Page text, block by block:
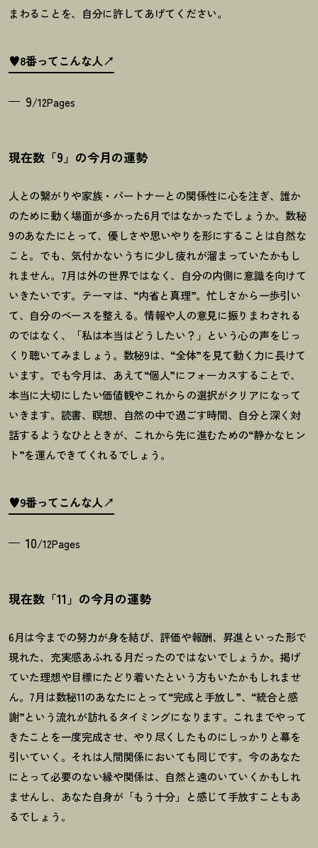
まわることを、自分に許してあげてください。
♥8番ってこんな人
9/12Pages
現在数「9」の今月の運勢
人との繋がりや家族・パートナーとの関係性に心を注ぎ、誰か
のために動く場面が多かった6月ではなかったでしょうか。数秘
9のあなたにとって、優しさや思いやりを形にすることは自然な
こと。でも、気付かないうちに少し疲れが溜まっていたかもし
れません。 7月は外の世界ではなく、自分の内側に意識を向けて
いきたいです。テーマは、“内省と真理”。忙しさから一歩引い
て、自分のペースを整える。情報や人の意見に振りまわされる
のではなく、「私は本当はどうしたい ？ 」という心の声をじっ
くり聴いてみましょう。数秘9は、“全体”を見て動く力に長けて
います。でも今月は、あえて“個人”にフォーカスすることで、
本当に大切にしたい価値観やこれからの選択がクリアになって
いきます。読書、瞑想、自然の中で過ごす時間、自分と深く対
話するようなひとときが、これから先に進むための“静かなヒン
ト”を運んできてくれるでしょう。
♥9番ってこんな人
10/12Pages
現在数「11」の今月の運勢
6月は今までの努力が身を結び、評価や報酬、昇進といった形で
現れた、充実感あふれる月だったのではないでしょうか。掲げ
ていた理想や目標にたどり着いたという方もいたかもしれませ
ん。7月は数秘11のあなたにとって“完成と手放し”、“統合と感
謝”という流れが訪れるタイミングになります。これまでやって
きたことを一度完成させ、やり尽くしたものにしっかりと幕を
引いていく。それは人間関係においても同じです。今のあなた
にとって必要のない縁や関係は、自然と遠のいていくかもしれ
ませんし、あなた自身が「もう十分」と感じて手放すこともあ
るでしょう。